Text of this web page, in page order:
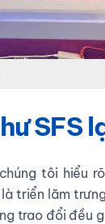
SFS
tôi hiểu
là triển lãm
trao đổi đều